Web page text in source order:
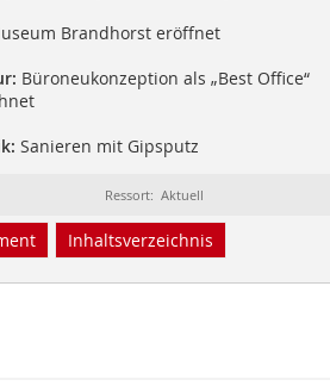
Brandhorst eröffnet
Büroneukonzeption als „Best Office“
Sanieren mit Gipsputz
Ressort: Aktuell
Inhaltsverzeichnis